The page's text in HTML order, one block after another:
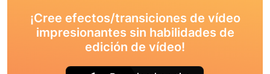
¡Cree efectos/transiciones de vídeo
impresionantes sin habilidades de
edición de vídeo!